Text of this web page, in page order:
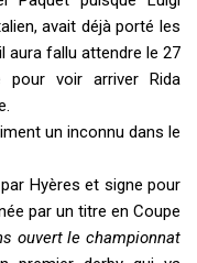
avait déjà porté les
aura fallu attendre le 27
voir arriver Rida
un inconnu dans le
Hyères et signe pour
par un titre en Coupe
ouvert le championnat